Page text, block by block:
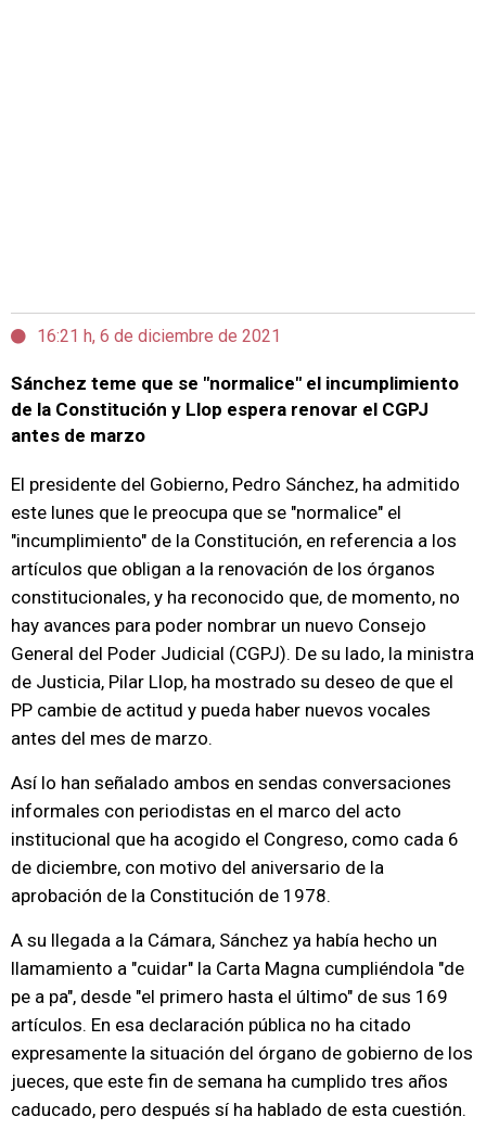
16:21 h, 6 de diciembre de 2021
Sánchez teme que se "normalice" el incumplimiento
de la Constitución y Llop espera renovar el CGPJ
antes de marzo
El presidente del Gobierno, Pedro Sánchez, ha admitido
este lunes que le preocupa que se "normalice" el
"incumplimiento" de la Constitución, en referencia a los
artículos que obligan a la renovación de los órganos
constitucionales, y ha reconocido que, de momento, no
hay avances para poder nombrar un nuevo Consejo
General del Poder Judicial (CGPJ). De su lado, la ministra
de Justicia, Pilar Llop, ha mostrado su deseo de que el
PP cambie de actitud y pueda haber nuevos vocales
antes del mes de marzo.
Así lo han señalado ambos en sendas conversaciones
informales con periodistas en el marco del acto
institucional que ha acogido el Congreso, como cada 6
de diciembre, con motivo del aniversario de la
aprobación de la Constitución de 1978.
A su llegada a la Cámara, Sánchez ya había hecho un
llamamiento a "cuidar" la Carta Magna cumpliéndola "de
pe a pa", desde "el primero hasta el último" de sus 169
artículos. En esa declaración pública no ha citado
expresamente la situación del órgano de gobierno de los
jueces, que este fin de semana ha cumplido tres años
caducado, pero después sí ha hablado de esta cuestión.